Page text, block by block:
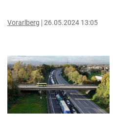
Vorarlberg 26.05.2024 13:05